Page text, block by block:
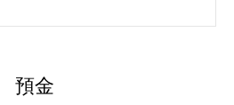
預金